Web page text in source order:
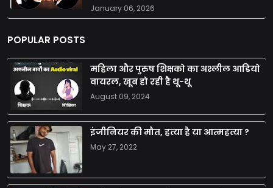
January 06, 2026
POPULAR POSTS
महिला और पुरुष शिक्षको का अश्लील आडियो
वायरल, खूब हो रही है थू-थू
August 09, 2024
इंजीनियर की मौत, हत्या है या आत्महत्या ?
May 27, 2022